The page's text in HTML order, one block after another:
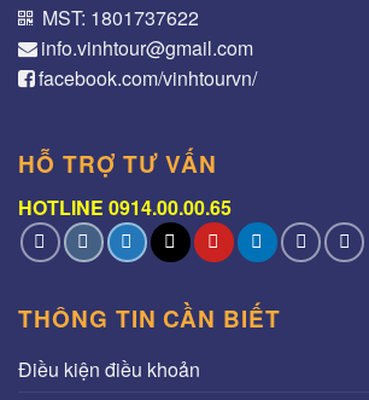
MST: 1801737622
info.vinhtour@gmail.com
facebook.com/vinhtourvn/
HỖ TRỢ TƯ VẤN
HOTLINE 0914.00.00.65
THÔNG TIN CẦN BIẾT
Điều kiện điều khoản